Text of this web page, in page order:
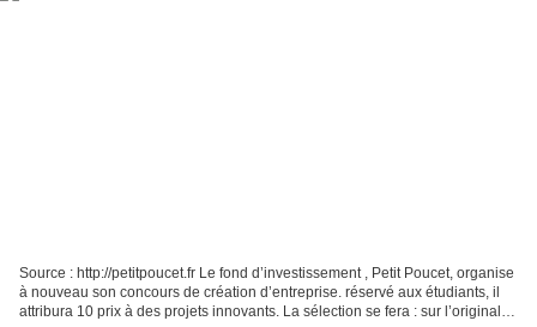
Source : http://petitpoucet.fr Le fond d’investissement , Petit Poucet, organise
à nouveau son concours de création d’entreprise. réservé aux étudiants, il
attribura 10 prix à des projets innovants. La sélection se fera : sur l’originalité